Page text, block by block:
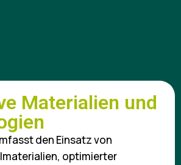
Materialien und
den Einsatz von
optimierter